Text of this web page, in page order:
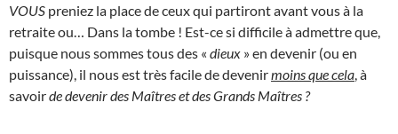
VOUS preniez la place de ceux qui partiront avant vous à la
retraite ou… Dans la tombe ! Est-ce si difficile à admettre que,
puisque nous sommes tous des « dieux » en devenir (ou en
puissance), il nous est très facile de devenirmoins que cela , à
savoirde devenir des Maîtres et des Grands Maîtres ?